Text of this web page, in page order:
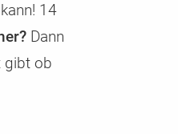
14
Dann
gibt ob